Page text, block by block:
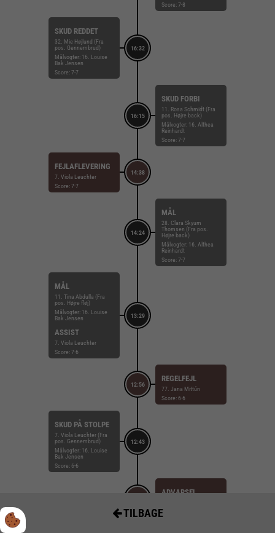
Score: 7-8
16:32
SKUD REDDET
32. Mie Højlund (Fra
pos. Gennembrud)
Målvogter: 16. Louise
Bak Jensen
Score: 7-7
16:15
SKUD FORBI
11. Rosa Schmidt (Fra
pos. Højre back)
Målvogter: 16. Althea
Reinhardt
Score: 7-7
14:38
FEJLAFLEVERING
7. Viola Leuchter
Score: 7-7
14:24
MÅL
28. Clara Skyum
Thomsen (Fra pos.
Højre back)
Målvogter: 16. Althea
Reinhardt
Score: 7-7
13:29
MÅL
11. Tina Abdulla (Fra
pos. Højre fløj)
Målvogter: 16. Louise
Bak Jensen
ASSIST
7. Viola Leuchter
Score: 7-6
12:56
REGELFEJL
77. Jana Mittún
Score: 6-6
12:43
SKUD PÅ STOLPE
7. Viola Leuchter (Fra
pos. Gennembrud)
Målvogter: 16. Louise
Bak Jensen
Score: 6-6
ADVARSEL
Score: 6-6
TILBAGE